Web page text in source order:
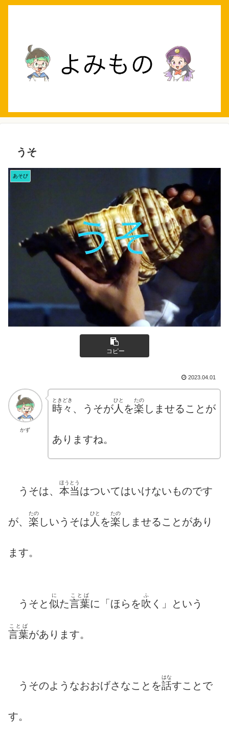
うそ
あそび
コピー
2023.04.01
かず
時々
ときどき
、うそが人
ひと
を楽
たの
しませることが
ありますね。
うそは、 本当
ほうとう
はついてはいけないものです
が、 楽
たの
しいうそは 人
ひと
を楽
たの
しませることがあり
ます。
うそと似
に
た言葉
ことば
に「ほらを吹
ふ
く」という
言葉
ことば
があります。
うそのようなおおげさなことを話
はな
すことで
す。